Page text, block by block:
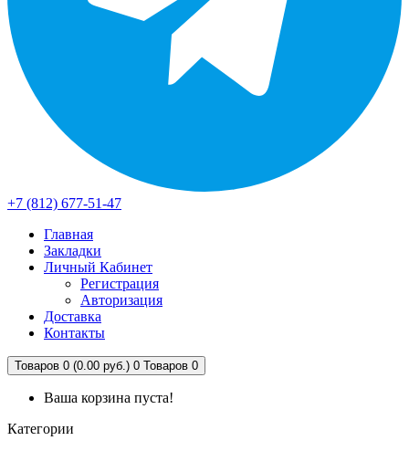
+7 (812) 677-51-47
Главная
Закладки
Личный Кабинет
Регистрация
Авторизация
Доставка
Контакты
Товаров 0 (0.00 руб.) 0 Товаров 0
Ваша корзина пуста!
Категории